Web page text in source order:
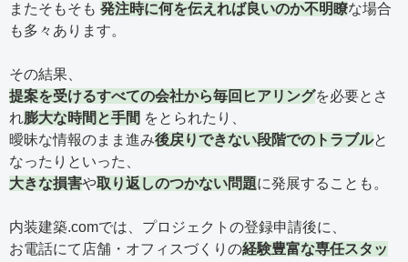
またそもそも 発注時に何を伝えれば良いのか不明瞭な場合
も多々あります。
その結果、
提案を受けるすべての会社から毎回ヒアリングを必要とさ
れ膨大な時間と手間 をとられたり、
曖昧な情報のまま進み後戻りできない段階でのトラブルと
なったりといった、
大きな損害や取り返しのつかない問題に発展することも。
内装建築.comでは、プロジェクトの登録申請後に、
お電話にて店舗・オフィスづくりの経験豊富な専任スタッ